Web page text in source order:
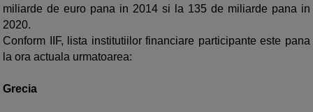
miliarde de euro pana in 2014 si la 135 de miliarde pana in
2020.
Conform IIF, lista institutiilor financiare participante este pana
la ora actuala urmatoarea:
Grecia